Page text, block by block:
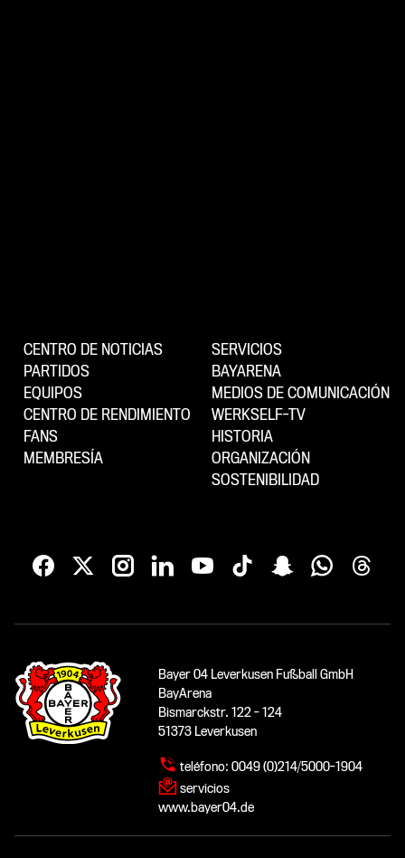
CENTRO DE NOTICIAS
PARTIDOS
EQUIPOS
CENTRO DE RENDIMIENTO
FANS
MEMBRESÍA
SERVICIOS
BAYARENA
MEDIOS DE COMUNICACIÓN
WERKSELF-TV
HISTORIA
ORGANIZACIÓN
SOSTENIBILIDAD
Bayer 04 Leverkusen Fußball GmbH
BayArena
Bismarckstr. 122 - 124
51373 Leverkusen
teléfono: 0049 (0)214/5000-1904
servicios
www.bayer04.de